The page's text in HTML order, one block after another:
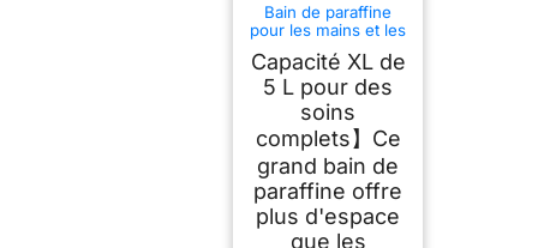
Bain de paraffine
pour les mains et les
Tech®Appareil à
paraffine pour
soulager les
douleurs
musculaires et
l'arthrite. Grande
capacité de 5 L.
Contient 900 g de
paraffine et
accessoires
Capacité XL de
5 L pour des
soins
complets】Ce
grand bain de
paraffine offre
plus d'espace
que les